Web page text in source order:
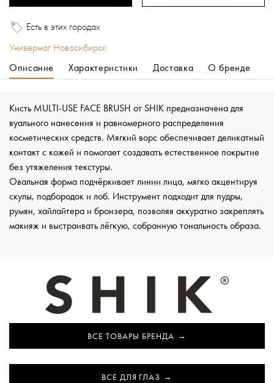
Есть в этих городах
Универмаг Новосибирск
Описание
Характеристики Доставка О бренде
Кисть MULTI-USE FACE BRUSH от SHIK предназначена для
вуального нанесения и равномерного распределения
косметических средств. Мягкий ворс обеспечивает деликатный
контакт с кожей и помогает создавать естественное покрытие
без утяжеления текстуры.
Овальная форма подчёркивает линии лица, мягко акцентируя
скулы, подбородок и лоб. Инструмент подходит для пудры,
румян, хайлайтера и бронзера, позволяя аккуратно закреплять
макияж и выстраивать лёгкую, собранную тональность образа.
ВСЕ ТОВАРЫ БРЕНДА
ВСЕ ДЛЯ ГЛАЗ